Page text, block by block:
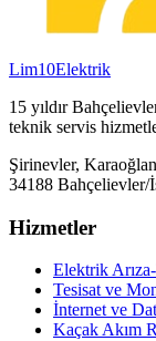
Lim10Elektrik
15 yıldır
teknik servis
Şirinevler,
34188 Bahçelievler/
Hizmetler
Elektrik
Tesisat ve
İnternet ve
Kaçak Akım